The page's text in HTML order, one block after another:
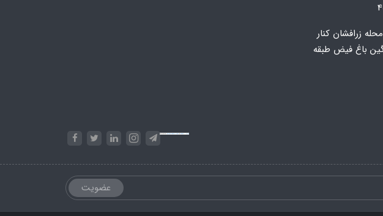
زرافشان کنار
باغ فیض طبقه
Powered byEmbed Google Maps &Phase 10 rules
عضویت